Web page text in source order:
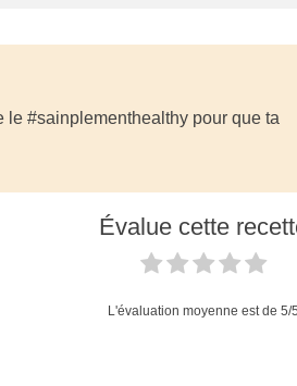
le #sainplementhealthy pour que ta
Évalue cette
L'évaluation moyenne est de 5/5